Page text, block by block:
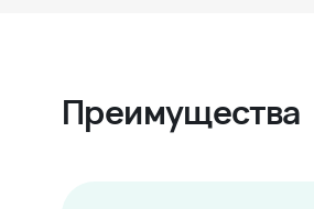
Преимущества